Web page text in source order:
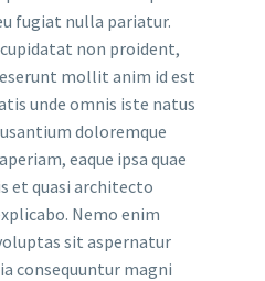
fugiat nulla pariatur.
non proident,
mollit anim id est
unde omnis iste natus
doloremque
eaque ipsa quae
et quasi architecto
Nemo enim
sit aspernatur
consequuntur magni